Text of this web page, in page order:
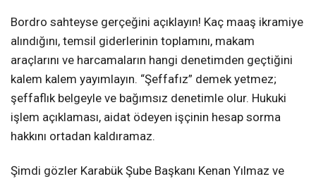
Bordro sahteyse gerçeğini açıklayın! Kaç maaş ikramiye
alındığını, temsil giderlerinin toplamını, makam
araçlarını ve harcamaların hangi denetimden geçtiğini
kalem kalem yayımlayın. “Şeffafız” demek yetmez;
şeffaflık belgeyle ve bağımsız denetimle olur. Hukuki
işlem açıklaması, aidat ödeyen işçinin hesap sorma
hakkını ortadan kaldıramaz.
Şimdi gözler Karabük Şube Başkanı Kenan Yılmaz ve